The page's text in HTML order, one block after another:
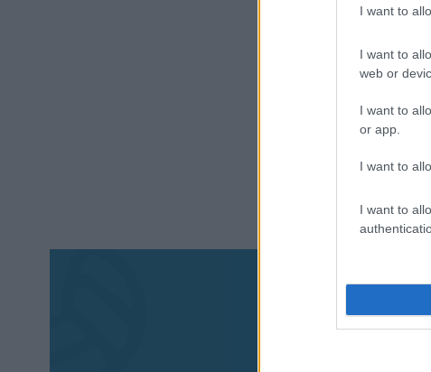
I want to
I want to
web or
I want to
or app.
I want to
I want to